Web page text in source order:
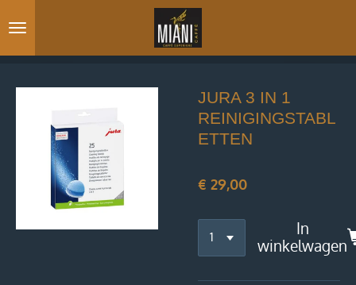
direct
naar
JURA 3 IN 1
REINIGINGSTABL
ETTEN
€ 29,00
In
winkelwagen